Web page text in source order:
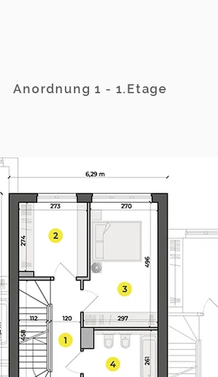
Anordnung 1 - 1.Etage